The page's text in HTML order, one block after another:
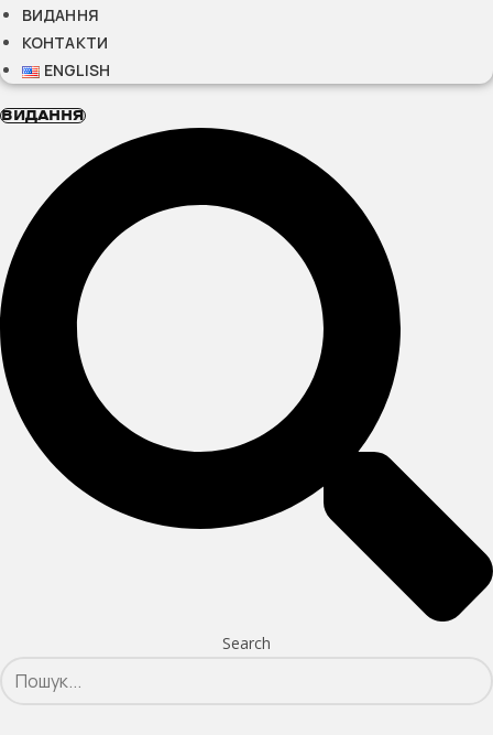
ВИДАННЯ
КОНТАКТИ
ENGLISH
ВИДАННЯ
Search